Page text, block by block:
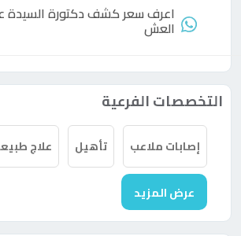
اعرف سعر كشفدكتورةالسيدة
العش
التخصصات الفرعية
إصابات ملاعب تأهيل علاج
عرض المزيد